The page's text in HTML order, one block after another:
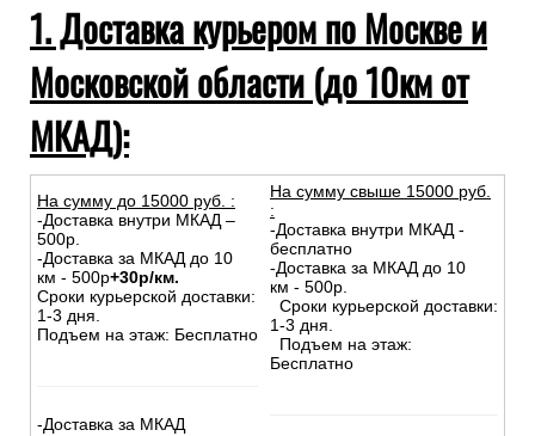
1. Доставка курьером по Москве и
Московской области (до 10км от
МКАД):
На сумму до 15000 руб. :
-Доставка внутри МКАД –
500р.
-Доставка за МКАД до 10
км - 500р+30р/км.
Сроки курьерской доставки:
1-3 дня.
Подъем на этаж: Бесплатно
-Доставка за МКАД
На сумму свыше 15000 руб.
:
-Доставка внутри МКАД -
бесплатно
-Доставка за МКАД до 10
км - 500р.
Сроки курьерской доставки:
1-3 дня.
Подъем на этаж:
Бесплатно